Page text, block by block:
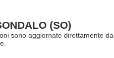
(SO)
sono aggiornate direttamente